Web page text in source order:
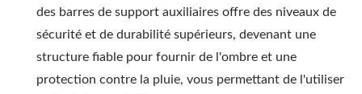
des barres de support auxiliaires offre des niveaux de
sécurité et de durabilité supérieurs, devenant une
structure fiable pour fournir de l'ombre et une
protection contre la pluie, vous permettant de l'utiliser